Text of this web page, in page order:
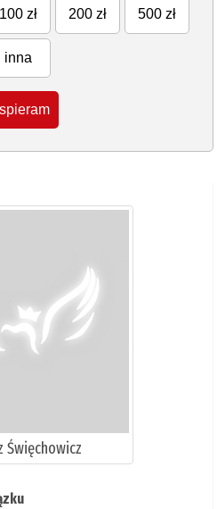
100 zł 200 zł 500 zł
inna
Święchowicz